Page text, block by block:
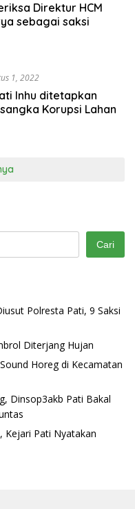
Direktur HCM
sebagai saksi
1, 2022
Inhu ditetapkan
Korupsi Lahan
Cari
Polresta Pati, 9 Saksi
Diterjang Hujan
Horeg di Kecamatan
Dinsop3akb Pati Bakal
Kejari Pati Nyatakan